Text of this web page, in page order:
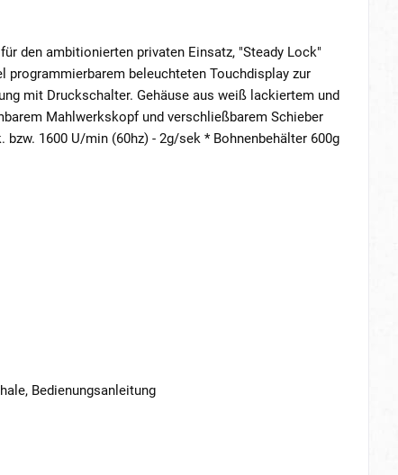
den ambitionierten privaten Einsatz, "Steady Lock"
programmierbarem beleuchteten Touchdisplay zur
mit Druckschalter. Gehäuse aus weiß lackiertem und
Mahlwerkskopf und verschließbarem Schieber
1600 U/min (60hz) - 2g/sek * Bohnenbehälter 600g
Bedienungsanleitung